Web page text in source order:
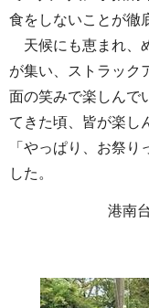
食をしないことが徹
天候にも恵まれ、
が集い、ストラック
面の笑みで楽しんで
てきた頃、皆が楽し
「やっぱり、お祭
した。
港南